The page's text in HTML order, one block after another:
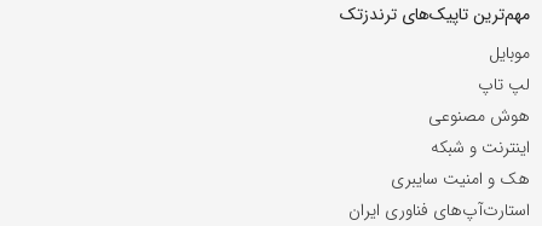
مهم‌ترین تاپیک‌های ترندزتک
موبایل
لپ تاپ
هوش مصنوعی
اینترنت و شبکه
هک و امنیت سایبری
استارت‌آپ‌های فناوری ایران